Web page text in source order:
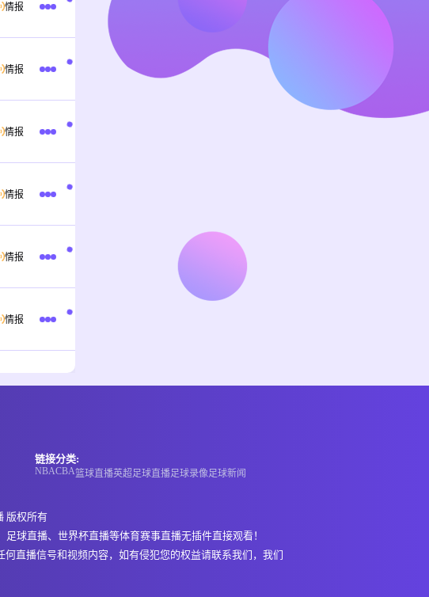
情报
情报
情报
情报
情报
情报
链接分类:
NBACBA篮球直播英超足球直播足球录像足球新闻
版权所有
球直播、世界杯直播等体育赛事直播无插件直接观看！
直播信号和视频内容，如有侵犯您的权益请联系我们，我们